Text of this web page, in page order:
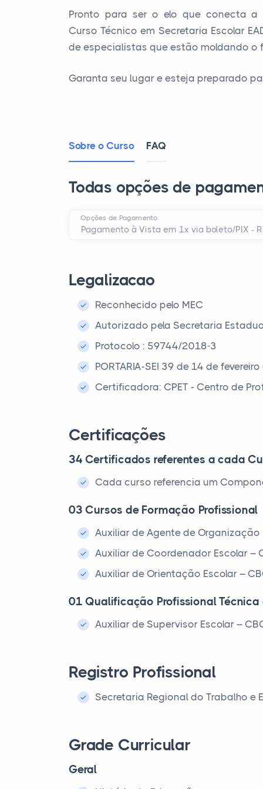
Pronto para ser o elo que conecta a
Curso Técnico em Secretaria Escolar
de especialistas que estão moldando o
Garanta seu lugar e esteja preparado
Sobre o Curso FAQ
Todas opções de
Opções de Pagamento
Legalizacao
Reconhecido pelo MEC
Autorizado pela Secretaria
Protocolo : 59744/2018-3
PORTARIA-SEI 39 de 14 de
Certificadora: CPET - Centro de
Certificações
34 Certificados referentes a cada
Cada curso referencia um
03 Cursos de Formação Profissional
Auxiliar de Agente de Organização
Auxiliar de Coordenador Escolar –
Auxiliar de Orientação Escolar –
01 Qualificação Profissional Técnica
Auxiliar de Supervisor Escolar –
Registro Profissional
Secretaria Regional do Trabalho e
Grade Curricular
Geral